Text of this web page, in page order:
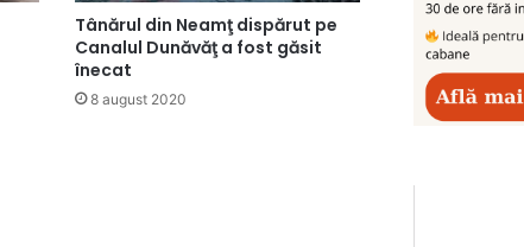
Tânărul din Neamţ dispărut pe
Canalul Dunăvăţ a fost găsit
înecat
8 august 2020